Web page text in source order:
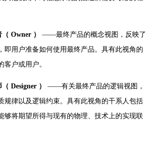
（ Owner ） ——最终产品的概念视图，反映了
即用户准备如何使用最终产品。具有此视角的
客户或用户。
Designer ） ——有关最终产品的逻辑视图，
规律以及逻辑约束。具有此视角的干系人包括
够将期望所得与现有的物理、技术上的实现联